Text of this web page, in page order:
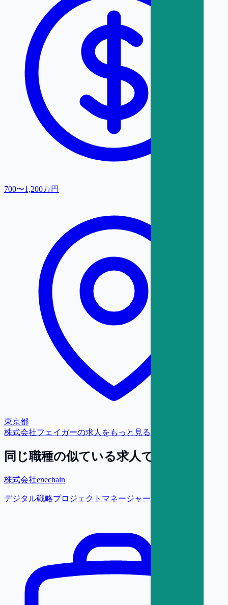
700〜1,200万円
東京都
株式会社フェイガーの求人をもっと見る
同じ職種の似ている求人で探す
株式会社enechain
デジタル戦略プロジェクトマネージャー (CRM・AI)